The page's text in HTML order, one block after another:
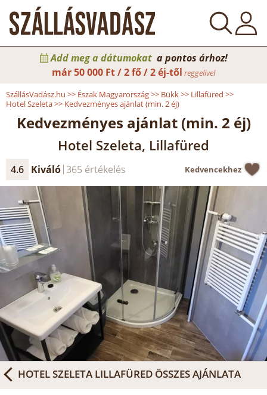
Add meg a dátumokat a pontos árhoz!
már50 000 Ft / 2 fő / 2 éj-től reggelivel
SzállásVadász.hu >> Észak Magyarország>> Bükk>> Lillafüred >>
Hotel Szeleta>> Kedvezményes ajánlat (min. 2 éj)
Kedvezményes ajánlat (min. 2 éj)
Hotel Szeleta, Lillafüred
4.6 Kiváló 365 értékelés Kedvencekhez
HOTEL SZELETA LILLAFÜRED ÖSSZES AJÁNLATA